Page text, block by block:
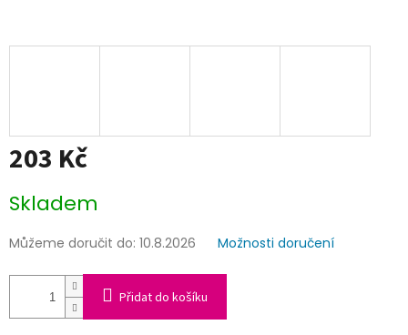
203 Kč
cena:
Skladem
Můžeme doručit do: 10.8.2026 Možnosti doručení
Přidat do košíku